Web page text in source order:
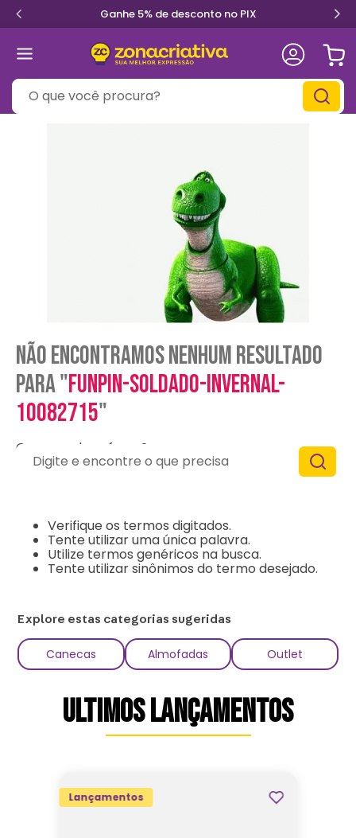
Ganhe 5% de desconto no PIX
O que você procura?
Não encontramos nenhum resultado
para "funpin-soldado-invernal-
10082715"
O que eu devo fazer?
Verifique os termos digitados.
Tente utilizar uma única palavra.
Utilize termos genéricos na busca.
Tente utilizar sinônimos do termo desejado.
Digite e encontre o que precisa
Explore estas categorias sugeridas
Canecas Almofadas Outlet
ULTIMOS LANÇAMENTOS
Lançamentos